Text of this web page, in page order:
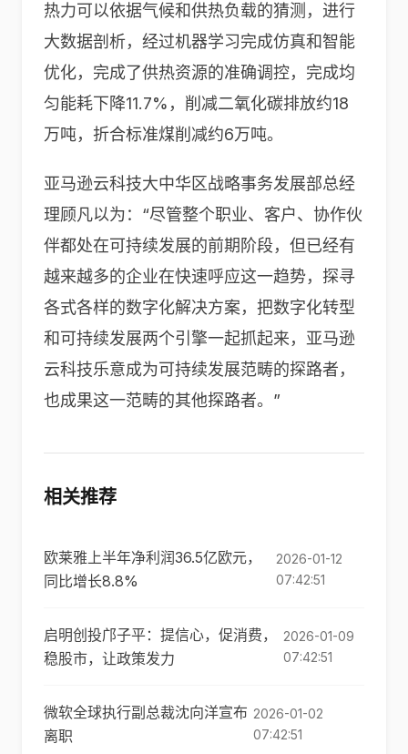
热力可以依据气候和供热负载的猜测，进行
大数据剖析，经过机器学习完成仿真和智能
优化，完成了供热资源的准确调控，完成均
匀能耗下降11.7%，削减二氧化碳排放约18
万吨，折合标准煤削减约6万吨。
亚马逊云科技大中华区战略事务发展部总经
理顾凡以为：“尽管整个职业、客户、协作伙
伴都处在可持续发展的前期阶段，但已经有
越来越多的企业在快速呼应这一趋势，探寻
各式各样的数字化解决方案，把数字化转型
和可持续发展两个引擎一起抓起来，亚马逊
云科技乐意成为可持续发展范畴的探路者，
也成果这一范畴的其他探路者。”
相关推荐
欧莱雅上半年净利润36.5亿欧元，
同比增长8.8%
2026-01-12
07:42:51
启明创投邝子平：提信心，促消费，
稳股市，让政策发力
2026-01-09
07:42:51
微软全球执行副总裁沈向洋宣布
离职
2026-01-02
07:42:51